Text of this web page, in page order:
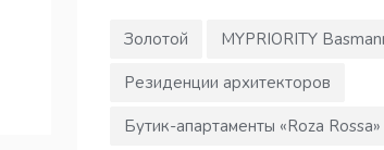
Золотой
MYPRIORITY
Резиденции архитекторов
Бутик-апартаменты «Roza Rossa»